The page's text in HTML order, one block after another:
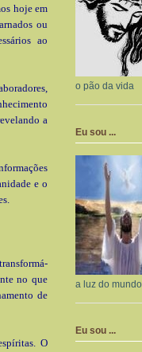
hoje em
ou
ao
a
e o
no que
de
O
o pão da vida
Eu sou ...
a luz do mundo
Eu sou ...